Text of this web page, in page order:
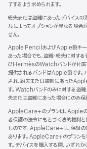
了するよう求められます。
紛失または盗難にあったデバイスの
ルによってオプションが異なる場合
せん。
Apple PencilおよびApple製キー
あった場合でも、盗難・紛失に対
びHermèsのWatchバンドが付属す
提供されるバンドはApple製です。
され、紛失または盗難にあった
す。Watchバンドのみに対する盗
失または盗難にあった場合にのみ保
AppleCare+のプランは、Appleの
者保護の法令にもとづく法的権利と
ものです。AppleCare+は、保証
あります。AppleCare+のプランを
す。デバイスを購入する際、いずれ